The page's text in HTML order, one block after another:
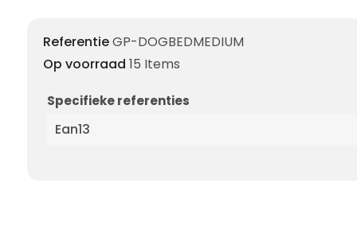
ReferentieGP-DOGBEDMEDIUM
Op voorraad 15 Items
Specifieke referenties
Ean13